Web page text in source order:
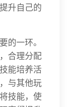
升自己的
的一环。
合理分配
能培养活
与其他玩
技能，使